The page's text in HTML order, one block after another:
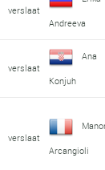
verslaat
Andreeva
verslaat
Ana
Konjuh
verslaat
Arcangioli